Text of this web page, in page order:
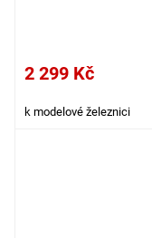
2 299 Kč
k modelové železnici